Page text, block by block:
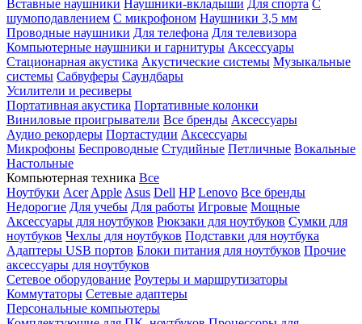
Вставные наушники Наушники-вкладыши Для спорта С
шумоподавлением С микрофоном Наушники 3,5 мм
Проводные наушники Для телефона Для телевизора
Компьютерные наушники и гарнитуры Аксессуары
Стационарная акустика Акустические системы Музыкальные
системы Сабвуферы Саундбары
Усилители и ресиверы
Портативная акустика Портативные колонки
Виниловые проигрыватели Все бренды Аксессуары
Аудио рекордеры Портастудии Аксессуары
Микрофоны Беспроводные Студийные Петличные Вокальные
Настольные
Компьютерная техника Все
Ноутбуки Acer Apple Asus Dell HP Lenovo Все бренды
Недорогие Для учебы Для работы Игровые Мощные
Аксессуары для ноутбуков Рюкзаки для ноутбуков Сумки для
ноутбуков Чехлы для ноутбуков Подставки для ноутбука
Адаптеры USB портов Блоки питания для ноутбуков Прочие
аксессуары для ноутбуков
Сетевое оборудование Роутеры и маршрутизаторы
Коммутаторы Сетевые адаптеры
Персональные компьютеры